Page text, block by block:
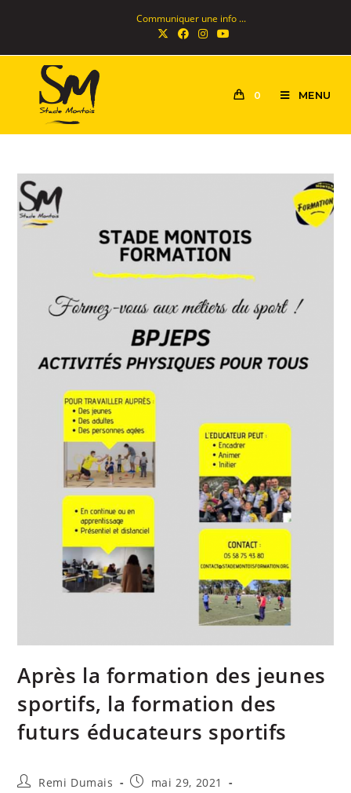
Communiquer une info ...
0 MENU
Après la formation des jeunes
sportifs, la formation des
futurs éducateurs sportifs
Remi Dumais
mai 29, 2021